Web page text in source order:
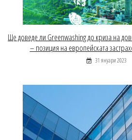
Ще доведе ли Greenwashing до криза на
– позиция на европейската
31 януари 2023